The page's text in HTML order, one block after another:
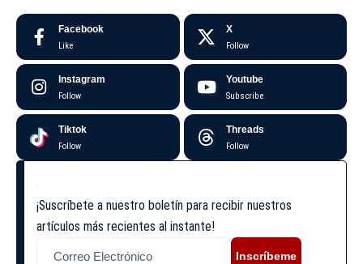
Facebook
Like
X
Follow
Instagram
Follow
Youtube
Subscribe
Tiktok
Follow
Threads
Follow
¡Suscríbete a nuestro boletín para recibir nuestros
artículos más recientes al instante!
Inscríbeme